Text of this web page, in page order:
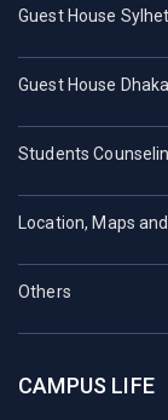
Guest House Sylhet
Guest House Dhaka
Students
Location, Maps
Others
CAMPUS LIFE